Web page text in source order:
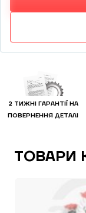
2 ТИЖНІ ГАРАНТІЇ НА
ПОВЕРНЕННЯ ДЕТАЛІ
ТОВАРИ